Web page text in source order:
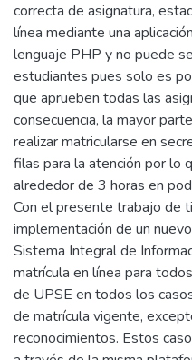
correcta de asignatura,
línea mediante una
lenguaje PHP y no puede
estudiantes pues solo es
que aprueben todas las
consecuencia, la mayor
realizar matricularse en
filas para la atención por lo
alrededor de 3 horas en
Con el presente trabajo de
implementación de un
Sistema Integral de
matrícula en línea para
de UPSE en todos los
de matrícula vigente,
reconocimientos. Estos